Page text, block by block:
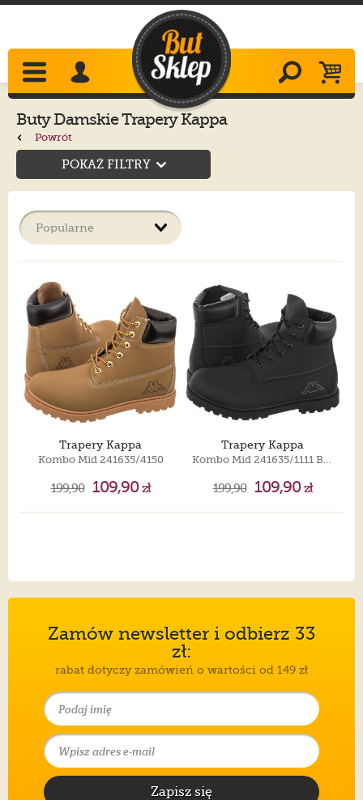
Buty Damskie Trapery Kappa
Powrót
POKAŻ FILTRY
Trapery Kappa
Kombo Mid 241635/4150
199,90 109,90zł
Trapery Kappa
Kombo Mid 241635/1111 Black
199,90 109,90zł
Zamów newsletter i odbierz 33
zł:
rabat dotyczy zamówień o wartości od 149 zł
Zapisz się